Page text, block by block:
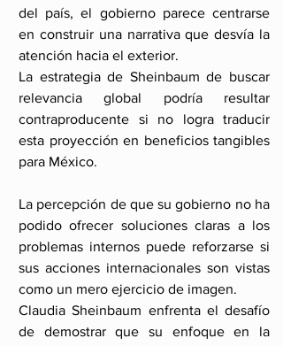
del país, el gobierno parece centrarse
en construir una narrativa que desvía la
atención hacia el exterior.
La estrategia de Sheinbaum de buscar
relevancia global podría resultar
contraproducente si no logra traducir
esta proyección en beneficios tangibles
para México.
La percepción de que su gobierno no ha
podido ofrecer soluciones claras a los
problemas internos puede reforzarse si
sus acciones internacionales son vistas
como un mero ejercicio de imagen.
Claudia Sheinbaum enfrenta el desafío
de demostrar que su enfoque en la